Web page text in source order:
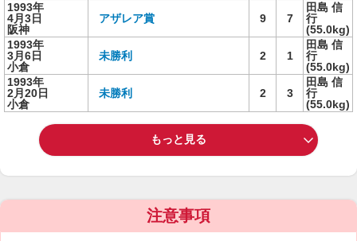
1993年
4月3日
阪神
アザレア賞 9 7
田島 信
行
(55.0kg)
1993年
3月6日
小倉
未勝利 2 1
田島 信
行
(55.0kg)
1993年
2月20日
小倉
未勝利 2 3
田島 信
行
(55.0kg)
もっと見る
注意事項